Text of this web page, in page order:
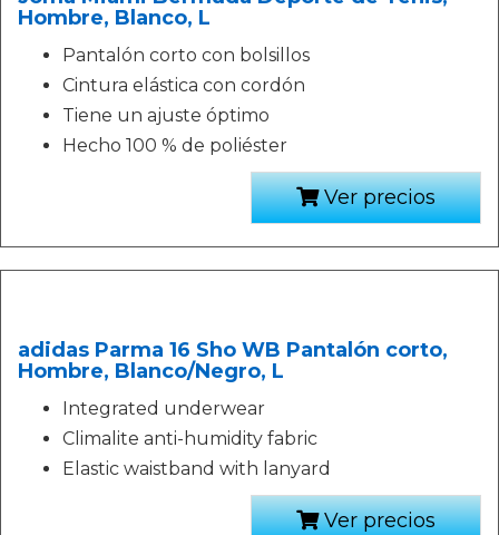
Hombre, Blanco, L
Pantalón corto con bolsillos
Cintura elástica con cordón
Tiene un ajuste óptimo
Hecho 100 % de poliéster
Ver precios
adidas Parma 16 Sho WB Pantalón corto,
Hombre, Blanco/Negro, L
Integrated underwear
Climalite anti-humidity fabric
Elastic waistband with lanyard
Ver precios